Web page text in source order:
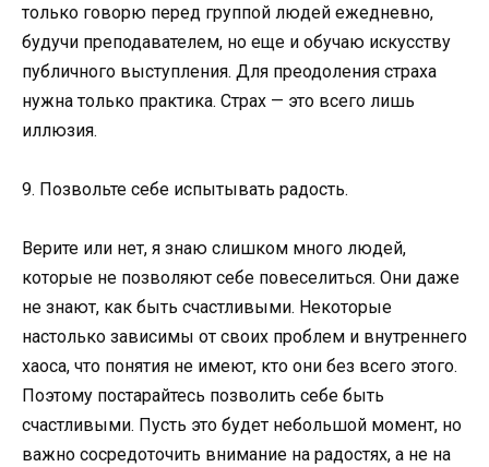
только говорю перед группой людей ежедневно,
будучи преподавателем, но еще и обучаю искусству
публичного выступления. Для преодоления страха
нужна только практика. Страх — это всего лишь
иллюзия.
9. Позвольте себе испытывать радость.
Верите или нет, я знаю слишком много людей,
которые не позволяют себе повеселиться. Они даже
не знают, как быть счастливыми. Некоторые
настолько зависимы от своих проблем и внутреннего
хаоса, что понятия не имеют, кто они без всего этого.
Поэтому постарайтесь позволить себе быть
счастливыми. Пусть это будет небольшой момент, но
важно сосредоточить внимание на радостях, а не на